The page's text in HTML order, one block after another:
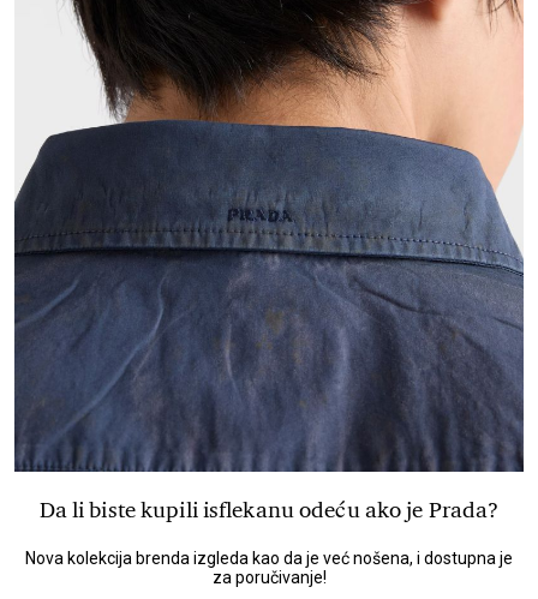
Da li biste kupili isflekanu odeću ako je Prada?
Nova kolekcija brenda izgleda kao da je već nošena, i dostupna je
za poručivanje!